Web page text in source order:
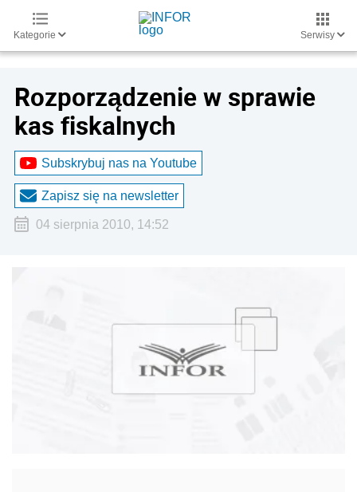
Kategorie Serwisy
Rozporządzenie w sprawie
kas fiskalnych
Subskrybuj nas na Youtube
Zapisz się na newsletter
04 sierpnia 2010, 14:52